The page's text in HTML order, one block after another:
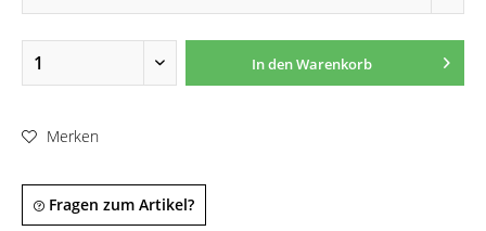
In denWarenkorb
Merken
Fragen zum Artikel?